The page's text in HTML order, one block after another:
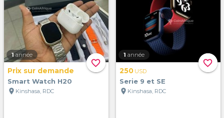
favorite_border
1 année
Prix sur demande
Smart Watch H20
location_on Kinshasa, RDC
favorite_border
1 année
250 USD
Serie 9 et SE
location_on Kinshasa, RDC